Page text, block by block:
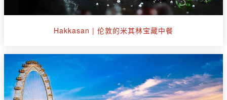
Hakkasan | 伦敦的米其林宝藏中餐